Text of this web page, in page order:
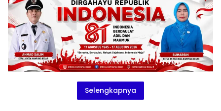
Selengkapnya